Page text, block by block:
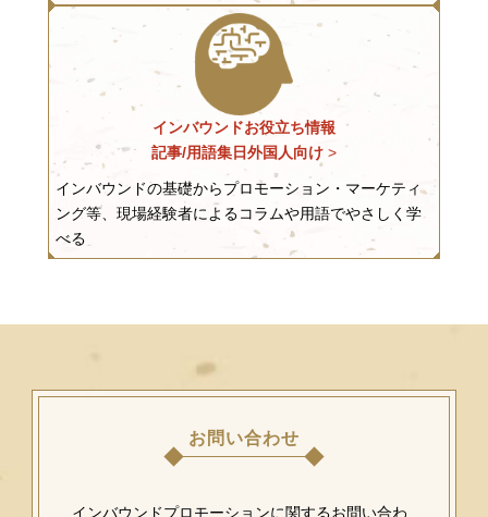
インバウンドお役立ち情報
記事/用語集日外国人向け >
インバウンドの基礎からプロモーション・マーケティ
ング等、現場経験者によるコラムや用語でやさしく学
べる
お問い合わせ
インバウンドプロモーションに関するお問い合わ